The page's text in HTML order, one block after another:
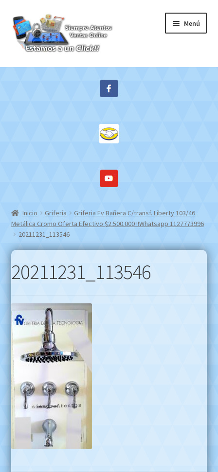
Ir
a
la
navegación
Ir
al
contenido
Menú
Inicio
Inicio Grifería
Griferia Fv Bañera C/transf. Liberty 103/46
Metálica Cromo Oferta Efectivo $2.500.000 !!Whatsapp 1127773996
20211231_113546
20211231_113546